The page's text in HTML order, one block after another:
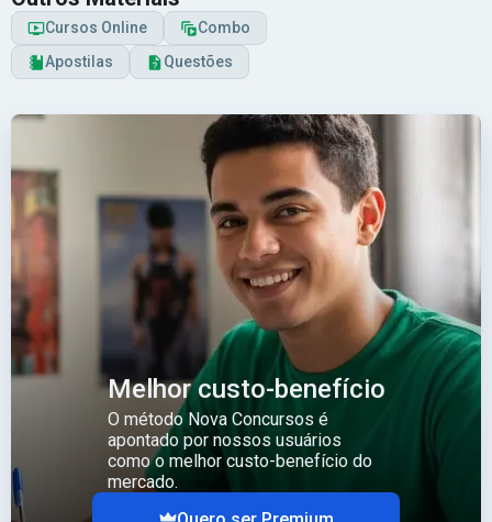
Cursos Online
Combo
Apostilas
Questões
Melhor custo-benefício
O método Nova Concursos é
apontado por nossos usuários
como o melhor custo-benefício do
mercado.